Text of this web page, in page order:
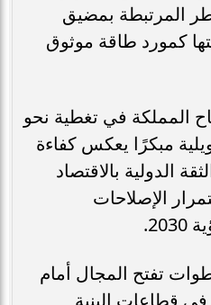
المرتبطة بمضيق
كمورد طاقة موثوق
المملكة في تغطية نحو
مبكرًا يعكس كفاءة
الدولية بالاقتصاد
الإصلاحات
تفتح المجال أمام
قطاعات البنية